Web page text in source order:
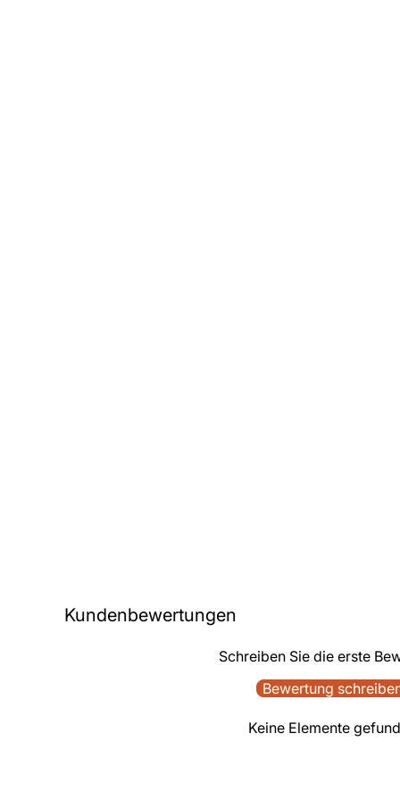
Kundenbewertungen
Schreiben Sie die erste
Bewertung
Keine Elemente